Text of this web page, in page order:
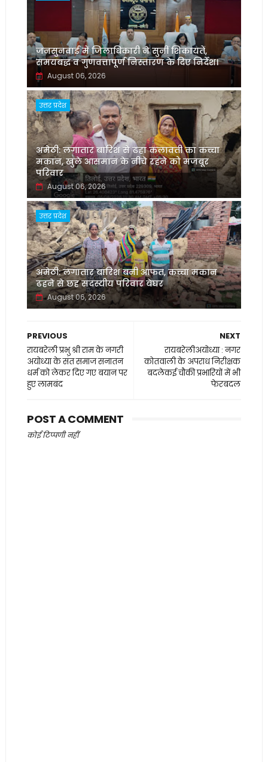
जनसुनवाई में जिलाधिकारी ने सुनीं शिकायतें,
समयबद्ध व गुणवत्तापूर्ण निस्तारण के दिए निर्देश।
August 06, 2026
उत्तर प्रदेश
अमेठी: लगातार बारिश से ढहा कलावती का कच्चा
मकान, खुले आसमान के नीचे रहने को मजबूर
परिवार
August 06, 2026
उत्तर प्रदेश
अमेठी: लगातार बारिश बनी आफत, कच्चा मकान
ढहने से छह सदस्यीय परिवार बेघर
August 06, 2026
NEXT
रायबरेलीअयोध्या : नगर
कोतवाली के अपराध निरीक्षक
बदलेकई चौकी प्रभारियों में भी
फेरबदल
PREVIOUS
रायबरेली प्रभु श्री राम के नगरी
अयोध्या के संत समाज सनातन
धर्म को लेकर दिए गए बयान पर
हुए लामबंद
POST A COMMENT
कोई टिप्पणी नहीं